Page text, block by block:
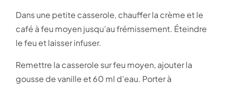
Dans une petite casserole, chauffer la crème et le
café à feu moyen jusqu’au frémissement. Éteindre
le feu et laisser infuser.
Remettre la casserole sur feu moyen, ajouter la
gousse de vanille et 60 ml d’eau. Porter à